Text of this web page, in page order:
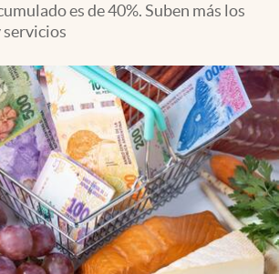
es de 40%. Suben más los
servicios